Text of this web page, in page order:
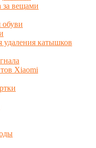
за вещами
катышков
Xiaomi